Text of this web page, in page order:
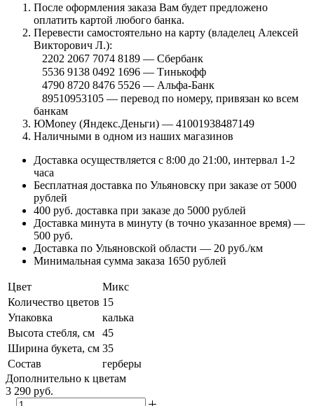
После оформления заказа Вам будет предложено
оплатить картой любого банка.
Перевести самостоятельно на карту (владелец Алексей
Викторович Л.):
⠀2202 2067 7074 8189 — Сбербанк
⠀5536 9138 0492 1696 — Тинькофф
⠀4790 8720 8476 5526 — Альфа-Банк
⠀89510953105 — перевод по номеру, привязан ко всем
банкам
ЮMoney (Яндекс.Деньги) — 41001938487149
Наличными в одном из наших магазинов
Доставка осуществляется с 8:00 до 21:00, интервал 1-2
часа
Бесплатная доставка по Ульяновску при заказе от 5000
рублей
400 руб. доставка при заказе до 5000 рублей
Доставка минута в минуту (в точно указанное время) —
500 руб.
Доставка по Ульяновской области — 20 руб./км
Минимальная сумма заказа 1650 рублей
Цвет
Микс
Количество цветов 15
Упаковка
калька
Высота стебля, см
45
Ширина букета, см 35
Состав
герберы
Дополнительно к цветам
3 290 руб.